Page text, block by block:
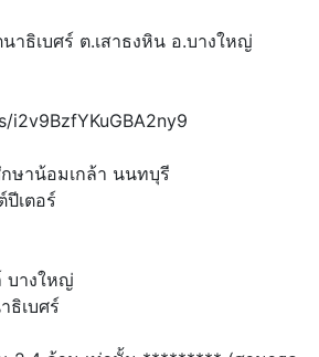
าธิเบศร์ ต.เสาธงหิน อ.บางใหญ่
i2v9BzfYKuGBA2ny9
กษาน้อมเกล้า นนทบุรี
เตอร์
บางใหญ่
ธิเบศร์